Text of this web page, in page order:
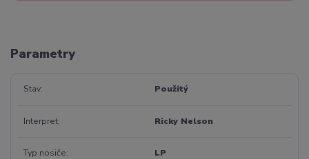
Parametry
Stav Použitý
Interpret Ricky Nelson
Typ nosiče LP